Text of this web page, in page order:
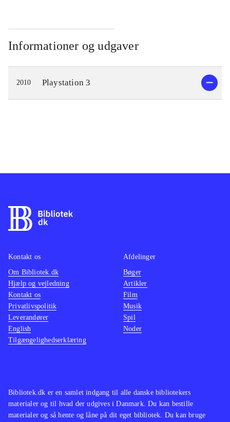
den populære "Guitar hero"-serie.
Nærmere bestemt kombineres sang
og guitarspil, således at en eller to
spillere kan synge teksten, mens en
anden spiller kan anvende en
guitarcontroller og spille guitar til
godt den syngende spiller rammer
tonerne, mens den højre side af
spor, der viser hvilke knapper på
guitarcontrolleren man skal holde
inde. Systemet fungerer ganske godt
og kan arbejde sammen med de fleste
PS3-guitarer
Singstar + guitar er en simpel udgave
af "Guitar hero" og "Rockband", der
der er i dette spil og desuden på både
bas og trommer .
Informationer og udgaver
2010 Playstation 3
Bibliotek.dk er en samlet indgang til alle danske bibliotekers
materialer og til hvad der udgives i Danmark. Du kan bestille
materialer og så hente og låne på dit eget bibliotek. Du kan bruge
Kontakt os
Om Bibliotek.dk
Hjælp og vejledning
Kontakt os
Privatlivspolitik
Leverandører
English
Tilgængelighedserklæring
Afdelinger
Bøger
Artikler
Film
Musik
Spil
Noder